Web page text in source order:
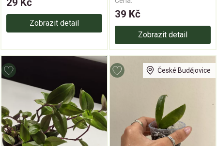
29 Kč
Zobrazit detail
39 Kč
Zobrazit detail
České Budějovice